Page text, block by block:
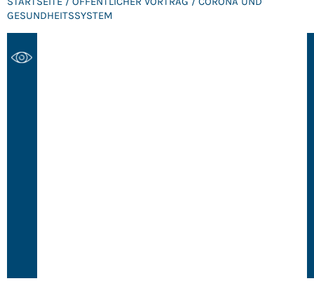
GESUNDHEITSSYSTEM